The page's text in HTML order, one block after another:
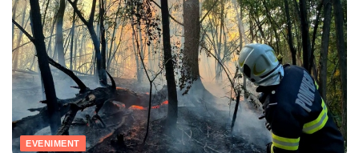
EVENIMENT